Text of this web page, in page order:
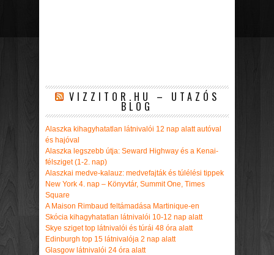
VIZZITOR.HU – UTAZÓS
BLOG
Alaszka kihagyhatatlan látnivalói 12 nap alatt autóval
és hajóval
Alaszka legszebb útja: Seward Highway és a Kenai-
félsziget (1-2. nap)
Alaszkai medve-kalauz: medvefajták és túlélési tippek
New York 4. nap – Könyvtár, Summit One, Times
Square
A Maison Rimbaud feltámadása Martinique-en
Skócia kihagyhatatlan látnivalói 10-12 nap alatt
Skye sziget top látnivalói és túrái 48 óra alatt
Edinburgh top 15 látnivalója 2 nap alatt
Glasgow látnivalói 24 óra alatt